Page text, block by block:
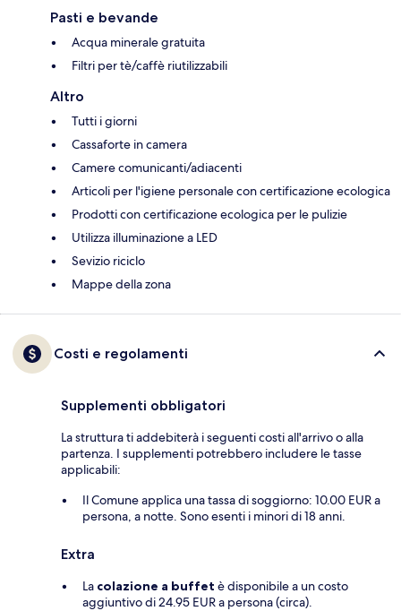
Pasti e bevande
Acqua minerale gratuita
Filtri per tè/caffè riutilizzabili
Altro
Tutti i giorni
Cassaforte in camera
Camere comunicanti/adiacenti
Articoli per l'igiene personale con certificazione ecologica
Prodotti con certificazione ecologica per le pulizie
Utilizza illuminazione a LED
Sevizio riciclo
Mappe della zona
Costi e regolamenti
Supplementi obbligatori
La struttura ti addebiterà i seguenti costi all'arrivo o alla
partenza. I supplementi potrebbero includere le tasse
applicabili:
Il Comune applica una tassa di soggiorno: 10.00 EUR a
persona, a notte. Sono esenti i minori di 18 anni.
Extra
La colazione a buffet è disponibile a un costo
aggiuntivo di 24.95 EUR a persona (circa).